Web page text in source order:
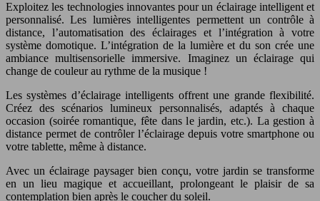
Exploitez les technologies innovantes pour un éclairage intelligent et
personnalisé. Les lumières intelligentes permettent un contrôle à
distance, l’automatisation des éclairages et l’intégration à votre
système domotique. L’intégration de la lumière et du son crée une
ambiance multisensorielle immersive. Imaginez un éclairage qui
change de couleur au rythme de la musique !
Les systèmes d’éclairage intelligents offrent une grande flexibilité.
Créez des scénarios lumineux personnalisés, adaptés à chaque
occasion (soirée romantique, fête dans le jardin, etc.). La gestion à
distance permet de contrôler l’éclairage depuis votre smartphone ou
votre tablette, même à distance.
Avec un éclairage paysager bien conçu, votre jardin se transforme
en un lieu magique et accueillant, prolongeant le plaisir de sa
contemplation bien après le coucher du soleil.